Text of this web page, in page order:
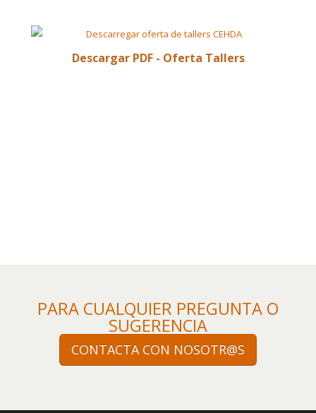
Descargar PDF - Oferta Tallers
PARA CUALQUIER PREGUNTA O
SUGERENCIA
CONTACTA CON NOSOTR@S